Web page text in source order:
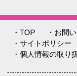
・TOP ・お問
・サイトポリシー
・個人情報の取り